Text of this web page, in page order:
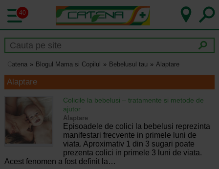
40
Catena Blogul Mama si Copilul Bebelusul tau Alaptare
Alaptare
Colicile la bebelusi – tratamente si metode de
ajutor
Alaptare
Episoadele de colici la bebelusi reprezinta
manifestari frecvente in primele luni de
viata. Aproximativ 1 din 3 sugari poate
prezenta colici in primele 3 luni de viata.
Acest fenomen a fost definit la…